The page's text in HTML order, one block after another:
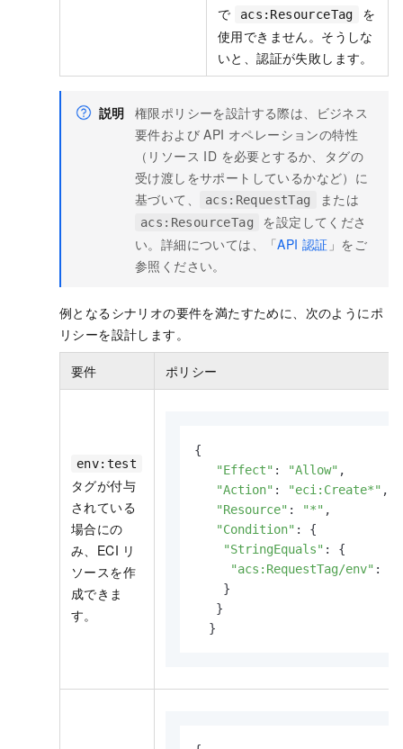
で
acs:ResourceTag
を
使用できません。そうしな
いと、認証が失敗します。
説明 権限ポリシーを設計する際は、ビジネス
要件および API オペレーションの特性
（リソース ID を必要とするか、タグの
受け渡しをサポートしているかなど）に
基づいて、
acs:RequestTag または
acs:ResourceTag
を設定してくださ
い。詳細については、「API 認証 」をご
参照ください。
例となるシナリオの要件を満たすために、次のようにポ
リシーを設計します。
要件 ポリシー
env:test
タグが付与
されている
場合にの
み、ECI リ
ソースを作
成できま
す。
{
"Effect" : "Allow" ,
"Action" : "eci:Create*" ,
"Resource" : "*" ,
"Condition" : {
"StringEquals" : {
"acs:RequestTag/env" :
    }
   }
  }